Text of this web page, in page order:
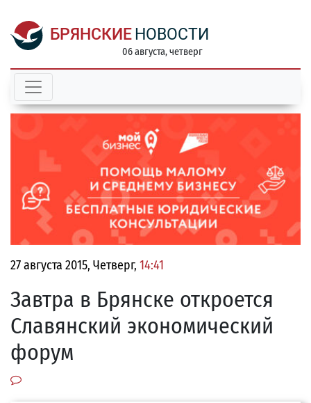
БРЯНСКИЕ НОВОСТИ
06 августа, четверг
27 августа 2015, Четверг, 14:41
Завтра в Брянске откроется
Славянский экономический
форум